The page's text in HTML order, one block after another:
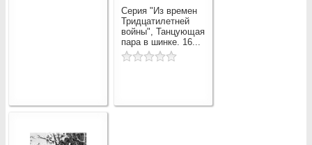
Серия "Из времен
Тридцатилетней
войны", Танцующая
пара в шинке. 16...